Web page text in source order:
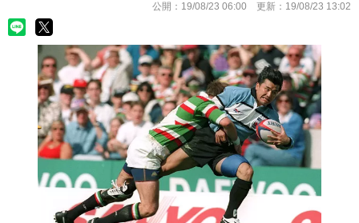
公開： 19/08/23 06:00 更新： 19/08/23 13:02